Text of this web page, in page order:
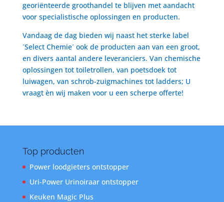
georiënteerde groothandel te blijven met aandacht
voor specialistische oplossingen en producten.
Vandaag de dag bieden wij naast het sterke label
´Select Chemie´ ook de producten aan van een groot,
en divers aantal andere leveranciers. Van chemische
oplossingen tot toiletrollen, van poetsdoek tot
luiwagen, van schrob-zuigmachines tot ladders; U
vraagt èn wij maken voor u een scherpe offerte!
Top producten
Power loodgieters ontstopper
Uri-Power Urinoiraar ontstopper
Keuken Magic Plus